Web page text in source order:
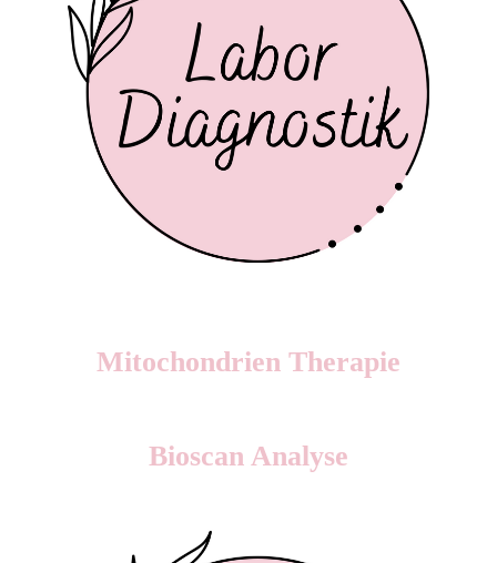
Mitochondrien Therapie
Bioscan Analyse